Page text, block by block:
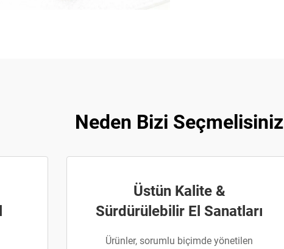
Neden Bizi Seçmelisiniz
Üstün Kalite &
Sürdürülebilir El Sanatları
Ürünler, sorumlu biçimde yönetilen